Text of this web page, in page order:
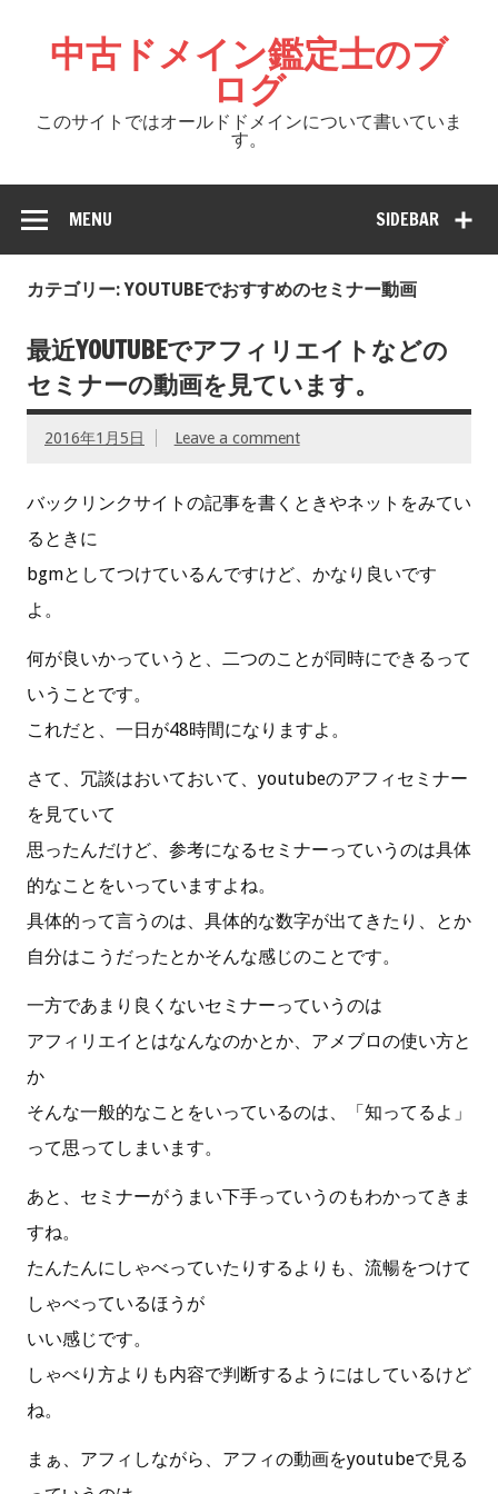
中古ドメイン鑑定士のブ
ログ
このサイトではオールドドメインについて書いていま
す。
SIDEBAR
MENU
カテゴリー: YOUTUBEでおすすめのセミナー動画
最近YOUTUBEでアフィリエイトなどの
セミナーの動画を見ています。
2016年1月5日 Leave a comment
バックリンクサイトの記事を書くときやネットをみてい
るときに
bgmとしてつけているんですけど、かなり良いです
よ。
何が良いかっていうと、二つのことが同時にできるって
いうことです。
これだと、一日が48時間になりますよ。
さて、冗談はおいておいて、youtubeのアフィセミナー
を見ていて
思ったんだけど、参考になるセミナーっていうのは具体
的なことをいっていますよね。
具体的って言うのは、具体的な数字が出てきたり、とか
自分はこうだったとかそんな感じのことです。
一方であまり良くないセミナーっていうのは
アフィリエイとはなんなのかとか、アメブロの使い方と
か
そんな一般的なことをいっているのは、「知ってるよ」
って思ってしまいます。
あと、セミナーがうまい下手っていうのもわかってきま
すね。
たんたんにしゃべっていたりするよりも、流暢をつけて
しゃべっているほうが
いい感じです。
しゃべり方よりも内容で判断するようにはしているけど
ね。
まぁ、アフィしながら、アフィの動画をyoutubeで見る